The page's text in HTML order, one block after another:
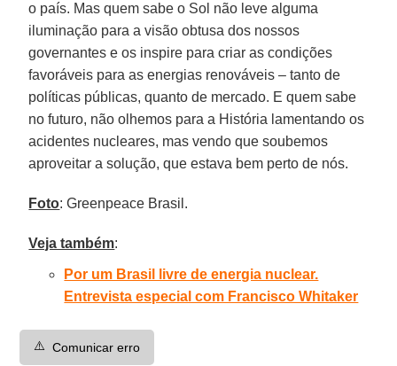
o país. Mas quem sabe o Sol não leve alguma
iluminação para a visão obtusa dos nossos
governantes e os inspire para criar as condições
favoráveis para as energias renováveis – tanto de
políticas públicas, quanto de mercado. E quem sabe
no futuro, não olhemos para a História lamentando os
acidentes nucleares, mas vendo que soubemos
aproveitar a solução, que estava bem perto de nós.
Foto: Greenpeace Brasil.
Veja também:
Por um Brasil livre de energia nuclear.
Entrevista especial com Francisco Whitaker
⚠️ Comunicar erro